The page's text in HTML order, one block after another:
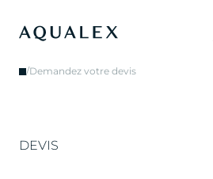
/Demandez votre devis
DEVIS